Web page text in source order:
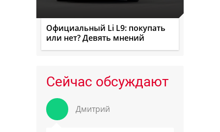
Официальный Li L9: покупать
или нет? Девять мнений
Сейчас обсуждают
Дмитрий